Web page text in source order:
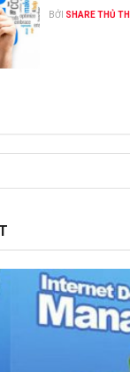
BỞI SHARE THỦ